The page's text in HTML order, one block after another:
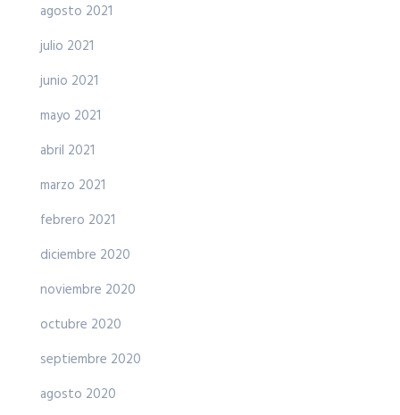
agosto 2021
julio 2021
junio 2021
mayo 2021
abril 2021
marzo 2021
febrero 2021
diciembre 2020
noviembre 2020
octubre 2020
septiembre 2020
agosto 2020